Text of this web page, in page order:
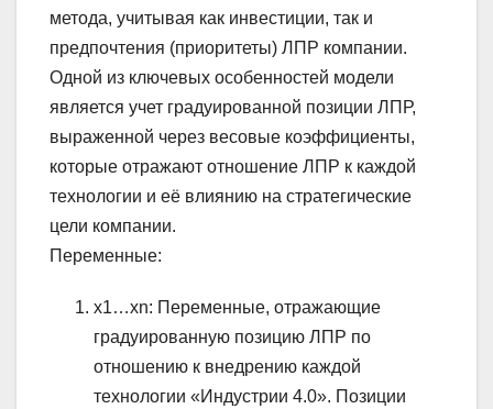
метода, учитывая как инвестиции, так и
предпочтения (приоритеты) ЛПР компании.
Одной из ключевых особенностей модели
является учет градуированной позиции ЛПР,
выраженной через весовые коэффициенты,
которые отражают отношение ЛПР к каждой
технологии и её влиянию на стратегические
цели компании.
Переменные:
x1…xn: Переменные, отражающие
градуированную позицию ЛПР по
отношению к внедрению каждой
технологии «Индустрии 4.0». Позиции